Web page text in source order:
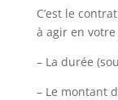
C’est le
à agir en
– La durée
– Le montant